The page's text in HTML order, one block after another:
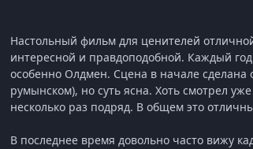
Настольный фильм для ценителей
интересной и правдоподобной. Каждый
особенно Олдмен. Сцена в начале сделана
румынском), но суть ясна. Хоть смотрел
несколько раз подряд. В общем это
В последнее время довольно часто вижу